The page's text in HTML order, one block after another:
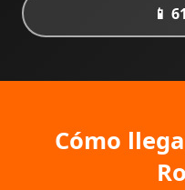
📱
Cómo